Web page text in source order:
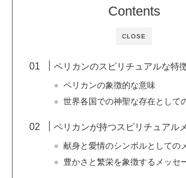
CLOSE
Contents
ペリカンのスピリチュアルな特
ペリカンの象徴的な意味
世界各国での神聖な存在として
ペリカンが持つスピリチュアル
献身と愛情のシンボルとしての
豊かさと繁栄を象徴するメッセ